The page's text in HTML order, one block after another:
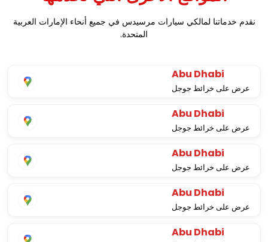
نقدم خدماتنا لمالكي سيارات مرسيدس في جميع أنحاء الإمارات العربية
المتحدة.
Abu Dhabi
عرض على خرائط جوجل
Abu Dhabi
عرض على خرائط جوجل
Abu Dhabi
عرض على خرائط جوجل
Abu Dhabi
عرض على خرائط جوجل
Abu Dhabi